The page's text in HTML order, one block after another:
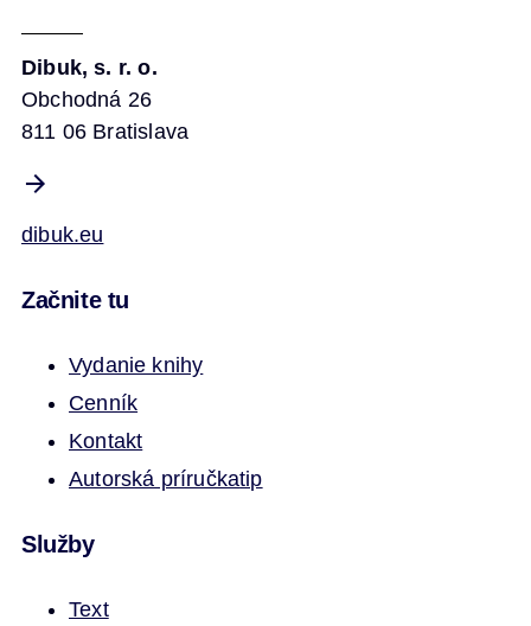
Dibuk, s. r. o.
Obchodná 26
811 06 Bratislava
dibuk.eu
Začnite tu
Vydanie knihy
Cenník
Kontakt
Autorská príručkatip
Služby
Text